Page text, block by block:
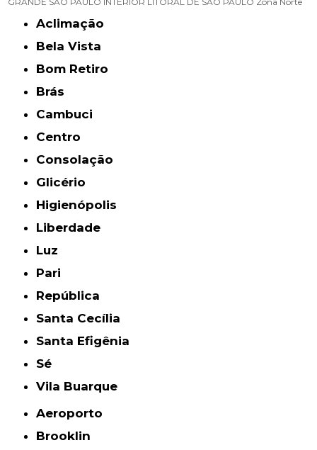
Aclimação
Bela Vista
Bom Retiro
Brás
Cambuci
Centro
Consolação
Glicério
Higienópolis
Liberdade
Luz
Pari
República
Santa Cecília
Santa Efigênia
Sé
Vila Buarque
Aeroporto
Brooklin